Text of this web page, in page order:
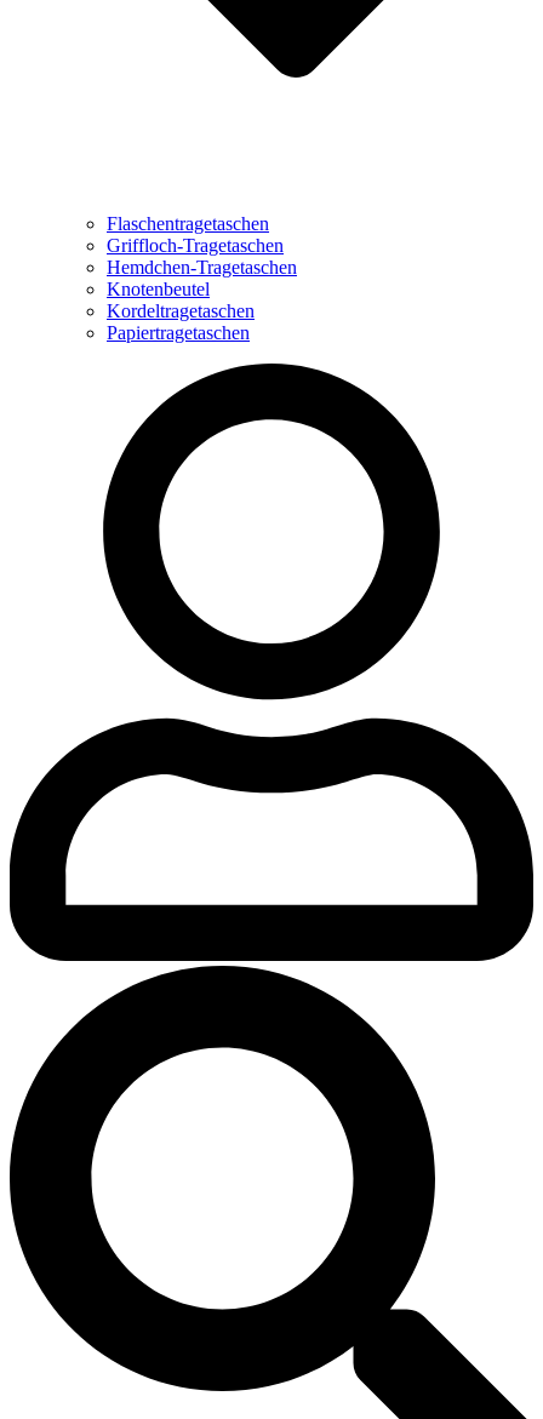
Flaschentragetaschen
Griffloch-Tragetaschen
Hemdchen-Tragetaschen
Knotenbeutel
Kordeltragetaschen
Papiertragetaschen